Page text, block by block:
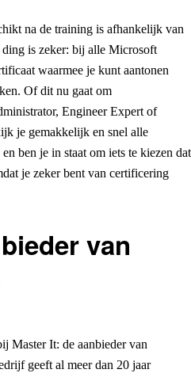
na de training is afhankelijk van
is zeker: bij alle Microsoft
waarmee je kunt aantonen
Of dit nu gaat om
Engineer Expert of
je gemakkelijk en snel alle
ben je in staat om iets te kiezen dat
je zeker bent van certificering
van
Master It: de aanbieder van
geeft al meer dan 20 jaar